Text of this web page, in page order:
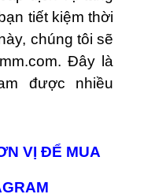
tiết kiệm thời
chúng tôi sẽ
Đây là
được nhiều
VỊ ĐỂ MUA